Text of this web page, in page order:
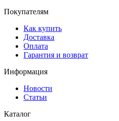
Покупателям
Как купить
Доставка
Оплата
Гарантия и возврат
Информация
Новости
Статьи
Каталог